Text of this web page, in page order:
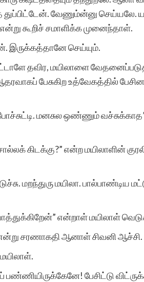
துப்பிட்டேன். வேணும்ன்னு செய்யலே.
கூறிச் சமாளிக்க முனைந்தாள்.
இருக்கத்தானே செய்யும்.
தவிர, மயிலாளை
பேசுகிற உத்வேகத்தில்
மனசுல ஒண்ணும்
கிடக்கு?” என்ற மயிலாளின்
மறந்துரு மயிலா. பால்பாண்டிய
என்றாள் மயிலாள்
என்று சரணாகதி ஆனாள் சிவனி ஆச்சி.
பண்ணியிருக்கேனே! பேசிட்டு